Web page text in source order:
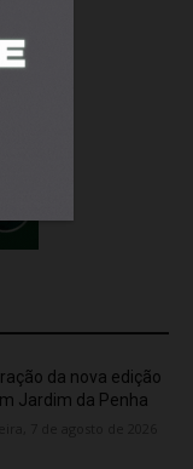
da nova edição
Jardim da Penha